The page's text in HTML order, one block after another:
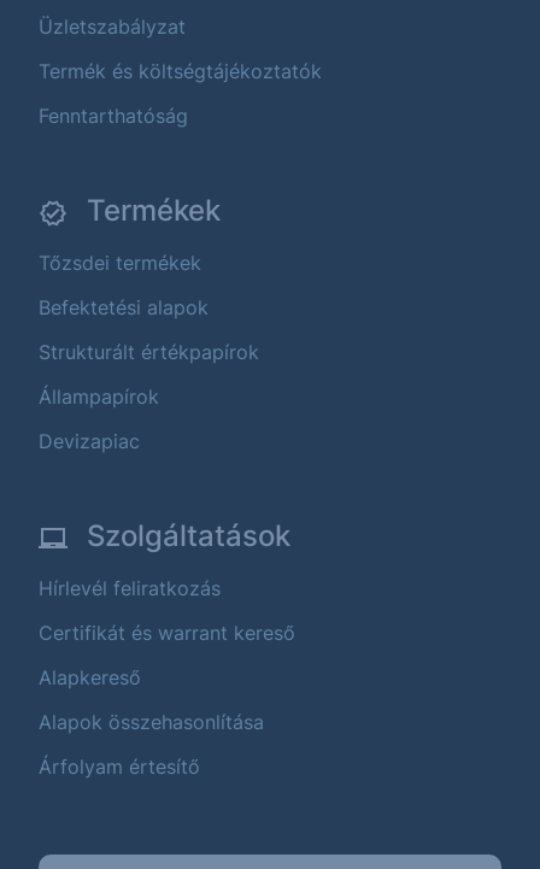
Üzletszabályzat
Termék és költségtájékoztatók
Fenntarthatóság
Termékek
Tőzsdei termékek
Befektetési alapok
Strukturált értékpapírok
Állampapírok
Devizapiac
Szolgáltatások
Hírlevél feliratkozás
Certifikát és warrant kereső
Alapkereső
Alapok összehasonlítása
Árfolyam értesítő